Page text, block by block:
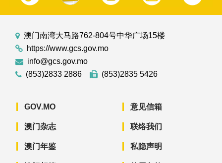
澳门南湾大马路762-804号中华广场15楼
https://www.gcs.gov.mo
info@gcs.gov.mo
(853)2833 2886
(853)2835 5426
GOV.MO
澳门杂志
澳门年鉴
意见信箱
联络我们
私隐声明